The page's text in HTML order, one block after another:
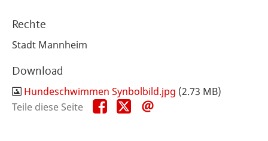
Rechte
Stadt Mannheim
Download
Hundeschwimmen Synbolbild.jpg (2.73 MB)
Teile diese Seite
Teile
diese
Teile
diese